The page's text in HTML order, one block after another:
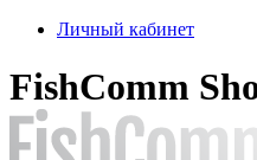
Личный кабинет
FishComm